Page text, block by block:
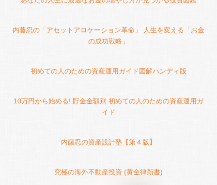
内藤忍の「アセットアロケーション革命」 人生を変える「お金
の成功戦略」
初めての人のための資産運用ガイド図解ハンディ版
10万円から始める! 貯金金額別 初めての人のための資産運用ガ
イド
内藤忍の資産設計塾【第４版】
究極の海外不動産投資 (黄金律新書)